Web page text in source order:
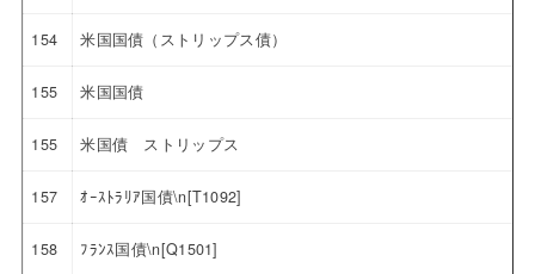
154 米国国債（ストリップス債）
155 米国国債
155 米国債 ストリップス
157 ｵｰｽﾄﾗﾘｱ国債\n[T1092]
158 ﾌﾗﾝｽ国債\n[Q1501]